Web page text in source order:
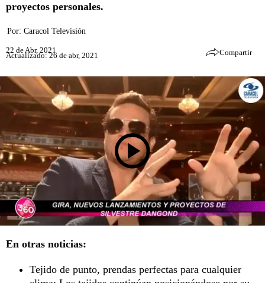
proyectos personales.
Por: Caracol Televisión
22 de Abr, 2021
Actualizado: 26 de abr, 2021 Compartir
En otras noticias:
Tejido de punto, prendas perfectas para cualquier